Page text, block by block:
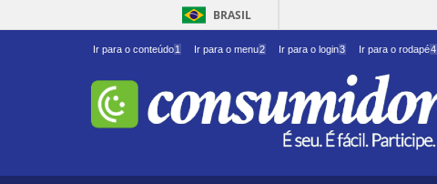
BRASIL
Ir para o conteúdo1 Ir para o menu2 Ir para o login3 Ir para o rodapé4